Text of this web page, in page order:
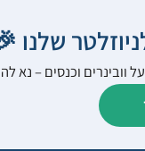
שלנו
וובינרים וכנסים – נא